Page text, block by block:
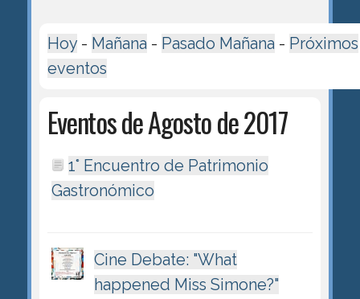
Hoy- Mañana - Pasado Mañana - Próximos
eventos
Eventos de Agosto de 2017
1° Encuentro de Patrimonio
Gastronómico
Cine Debate: "What
happened Miss Simone?"